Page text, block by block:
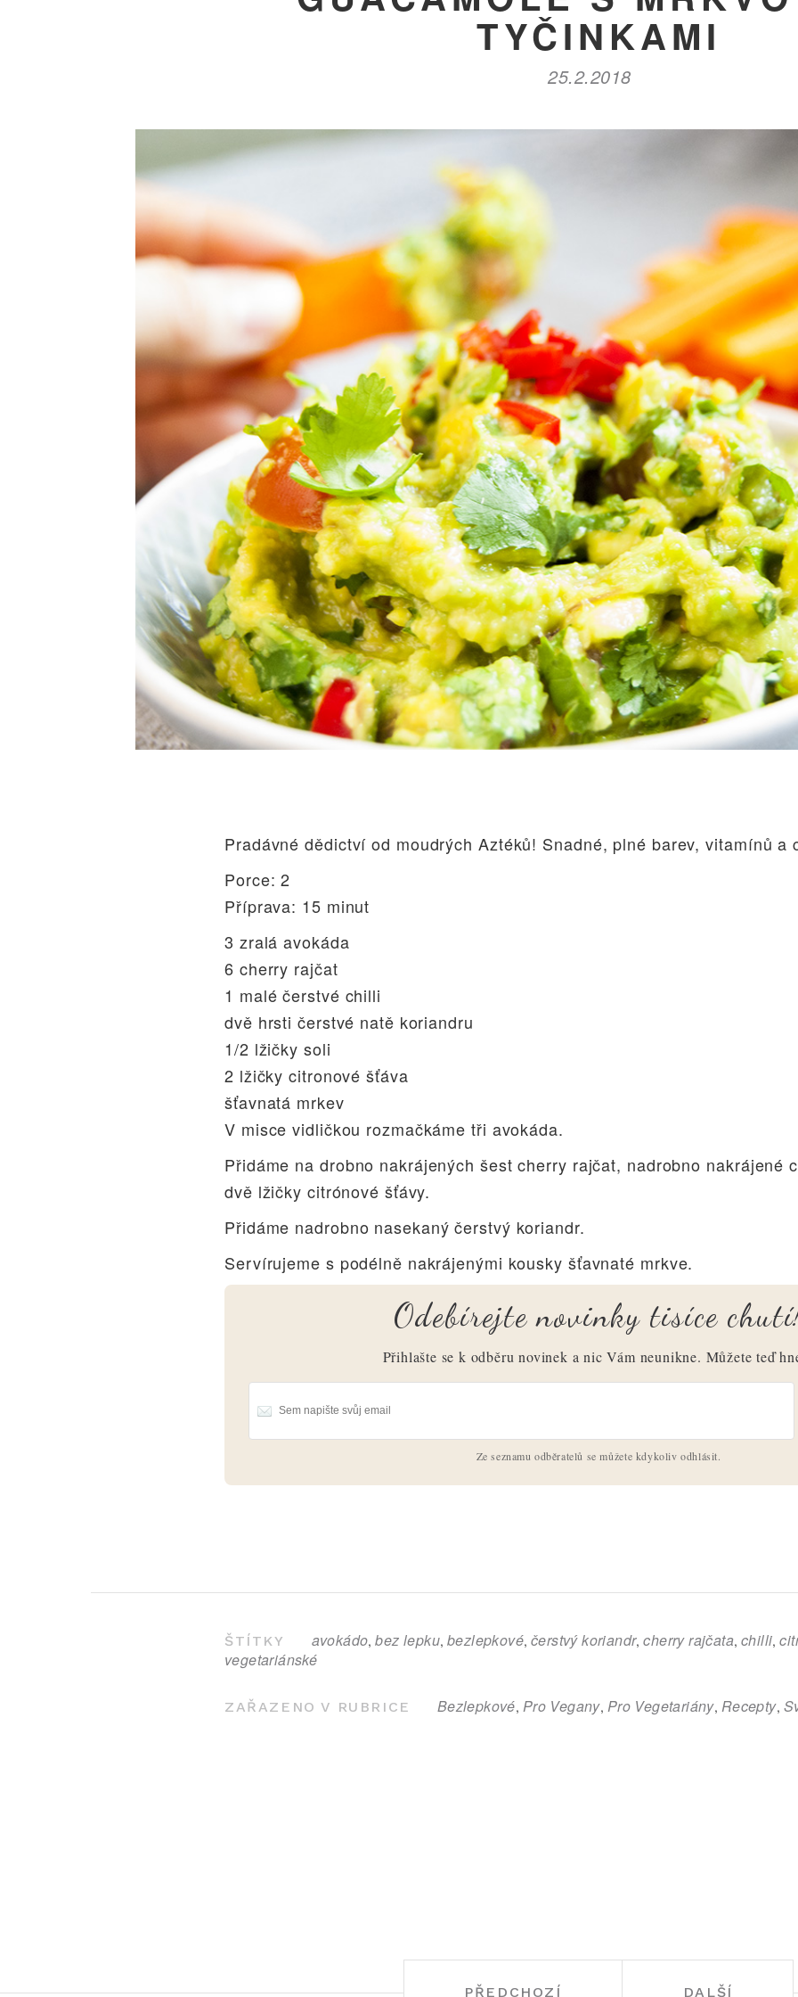
TYČINKAMI
25.2.2018
Pradávné dědictví od moudrých Aztéků! Snadné, plné barev, vitamínů a
Porce: 2
Příprava: 15 minut
3 zralá avokáda
6 cherry rajčat
1 malé čerstvé chilli
dvě hrsti čerstvé natě koriandru
1/2 lžičky soli
2 lžičky citronové šťáva
šťavnatá mrkev
V misce vidličkou rozmačkáme tři avokáda.
Přidáme na drobno nakrájených šest cherry rajčat, nadrobno nakrájené
dvě lžičky citrónové šťávy.
Přidáme nadrobno nasekaný čerstvý koriandr.
Servírujeme s podélně nakrájenými kousky šťavnaté mrkve.
Odebírejte novinky tisíce
Přihlašte se k odběru novinek a nic Vám neunikne. Můžete teď
Ze seznamu odběratelů se můžete kdykoliv odhlásit.
ŠTÍTKY avokádo,bez lepku,bezlepkové,čerstvý koriandr,cherry rajčata,chilli,
vegetariánské
ZAŘAZENO V RUBRICE Bezlepkové, Pro Vegany, Pro Vegetariány, Recepty,
PŘEDCHOZÍ DALŠÍ